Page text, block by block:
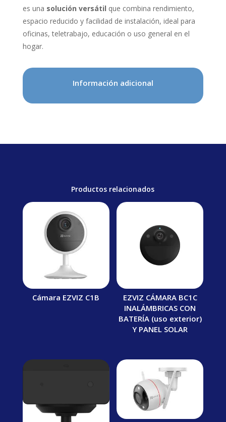
es una solución versátil que combina rendimiento,
espacio reducido y facilidad de instalación, ideal para
oficinas, teletrabajo, educación o uso general en el
hogar.
Información adicional
Productos relacionados
Cámara EZVIZ C1B
EZVIZ CÁMARA BC1C
INALÁMBRICAS CON
BATERÍA (uso exterior)
Y PANEL SOLAR